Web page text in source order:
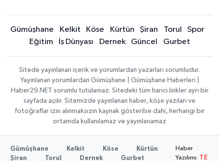
Gümüşhane Kelkit Köse Kürtün Şiran Torul
Spor
Eğitim
İş Dünyası Dernek Güncel Gurbet
Sitede yayınlanan içerik ve yorumlardan yazarları sorumludur.
Yayınlanan yorumlardan Gümüşhane | Gümüşhane Haberleri |
Haber29.NET sorumlu tutulamaz. Sitedeki tüm harici linkler ayrı bir
sayfada açılır. Sitemizde yayınlanan haber, köşe yazıları ve
fotoğraflar izin alınmaksızın kaynak gösterilse dahi, herhangi bir
ortamda kullanılamaz ve yayınlanamaz
Gümüşhane Kelkit Köse
Kürtün
Şiran
Torul Dernek Gurbet
Haber
Yazılımı: TE